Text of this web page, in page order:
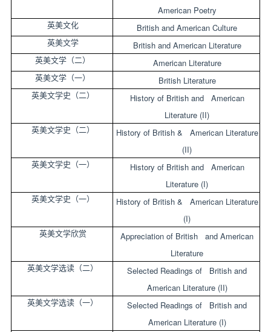
American Poetry
英美文化 British and American Culture
英美文学 British and American Literature
英美文学（二） American Literature
英美文学（一） British Literature
英美文学史（二）
History of British and American
Literature (II)
英美文学史（二）
History of British & American Literature
(II)
英美文学史（一）
History of British and American
Literature (I)
英美文学史（一）
History of British & American Literature
(I)
英美文学欣赏
Appreciation of British and American
Literature
英美文学选读（二）
Selected Readings of British and
American Literature (II)
英美文学选读（一）
Selected Readings of British and
American Literature (I)